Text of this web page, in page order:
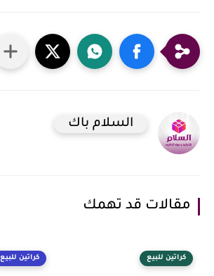
السلام باك
مقالات قد تهمك
كراتين للبيع كراتين للبيع